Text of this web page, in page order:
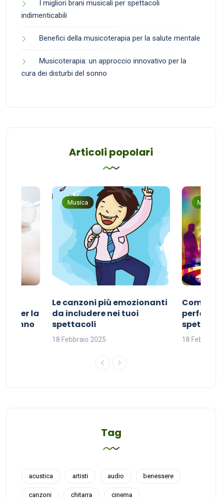
I migliori brani musicali per spettacoli
indimenticabili
Benefici della musicoterapia per la salute mentale
Musicoterapia: un approccio innovativo per la
cura dei disturbi del sonno
Articoli popolari
per la
sonno
Musica
Le canzoni più emozionanti
da includere nei tuoi
spettacoli
18 Febbraio 2025
Musica
Come
perfetta
18 Febbraio
Tag
acustica artisti audio benessere
canzoni chitarra cinema